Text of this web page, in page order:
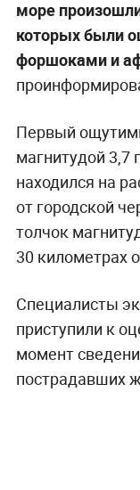
море
которых были
форшоками и
Первый
магнитудой 3,7
находился на
от городской
толчок
30 километрах
Специалисты
приступили к
момент
пострадавших